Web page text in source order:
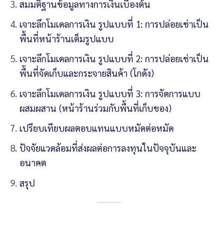
สมมติฐานข้อมูลทางการเงินเบื้องต้น
เจาะลึกโมเดลการเงิน รูปแบบที่ 1: การปล่อยเช่าเป็น
พื้นที่หน้าร้านเต็มรูปแบบ
เจาะลึกโมเดลการเงิน รูปแบบที่ 2: การปล่อยเช่าเป็น
พื้นที่จัดเก็บและกระจายสินค้า (โกดัง)
เจาะลึกโมเดลการเงิน รูปแบบที่ 3: การจัดการแบบ
ผสมผสาน (หน้าร้านร่วมกับพื้นที่เก็บของ)
เปรียบเทียบผลตอบแทนแบบหมัดต่อหมัด
ปัจจัยแวดล้อมที่ส่งผลต่อการลงทุนในปัจจุบันและ
อนาคต
สรุป